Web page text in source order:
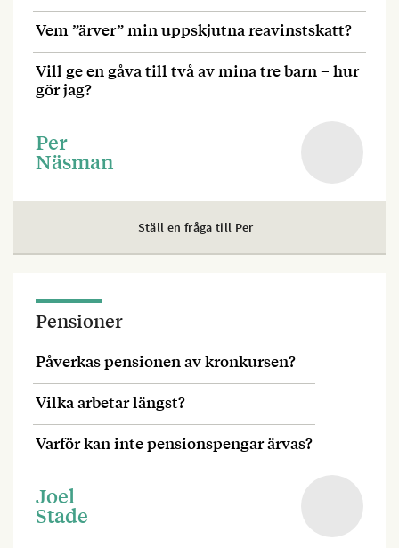
Vem ”ärver” min uppskjutna reavinstskatt?
Vill ge en gåva till två av mina tre barn – hur
gör jag?
Per
Näsman
Ställ en fråga till Per
Pensioner
Påverkas pensionen av kronkursen?
Vilka arbetar längst?
Varför kan inte pensionspengar ärvas?
Joel
Stade